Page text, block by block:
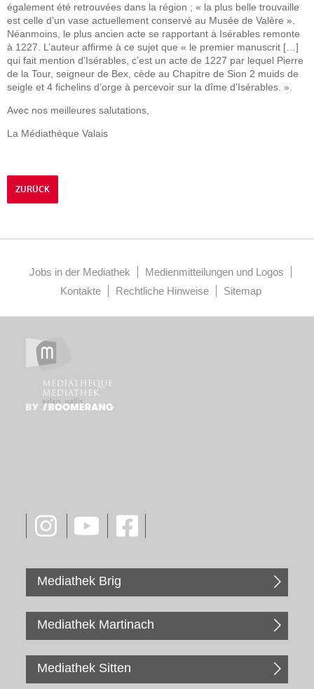
également été retrouvées dans la région ; « la plus belle trouvaille
est celle d’un vase actuellement conservé au Musée de Valère ».
Néanmoins, le plus ancien acte se rapportant à Isérables remonte
à 1227. L’auteur affirme à ce sujet que « le premier manuscrit […]
qui fait mention d’Isérables, c’est un acte de 1227 par lequel Pierre
de la Tour, seigneur de Bex, cède au Chapitre de Sion 2 muids de
seigle et 4 fichelins d’orge à percevoir sur la dîme d’Isérables. ».
Avec nos meilleures salutations,
La Médiathèque Valais
ZURÜCK
Jobs in der Mediathek
Medienmitteilungen und Logos
Kontakte
Rechtliche Hinweise Sitemap
Mediathek Brig
Mediathek Martinach
Mediathek Sitten